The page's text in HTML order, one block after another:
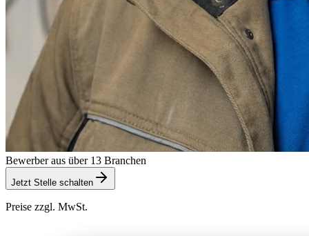
Bewerber aus über 13 Branchen
Jetzt Stelle schalten
Preise zzgl. MwSt.